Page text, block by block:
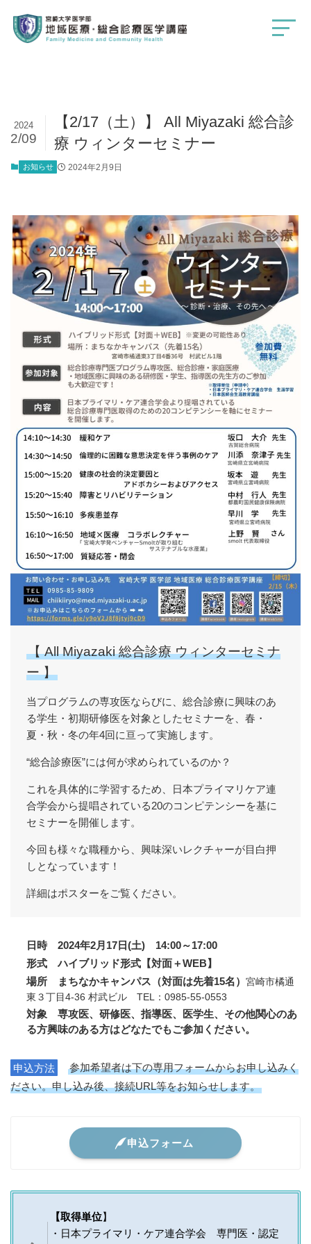
【2/17（土）】 All Miyazaki 総合診
療 ウィンターセミナー
2024
2/09
お知らせ 2024年2月9日
【 All Miyazaki 総合診療 ウィンターセミナ
ー 】
当プログラムの専攻医ならびに、総合診療に興味のあ
る学生・初期研修医を対象としたセミナーを、春・
夏・秋・冬の年4回に亘って実施します。
“総合診療医”には何が求められているのか？
これを具体的に学習するため、日本プライマリケア連
合学会から提唱されている20のコンピテンシーを基に
セミナーを開催します。
今回も様々な職種から、興味深いレクチャーが目白押
しとなっています！
詳細はポスターをご覧ください。
日時 2024年2月17日(土) 14:00～17:00
形式 ハイブリッド形式【対面＋WEB】
場所 まちなかキャンパス（対面は先着15名） 宮崎市橘通
東３丁目4-36 村武ビル TEL：0985-55-0553
対象 専攻医、研修医、指導医、医学生、その他関心のあ
る方興味のある方はどなたでもご参加ください。
申込方法
参加希望者は下の専用フォームからお申し込みく
ださい。申し込み後、接続URL等をお知らせします。
申込フォーム
【取得単位】
・日本プライマリ・ケア連合学会 専門医・認定